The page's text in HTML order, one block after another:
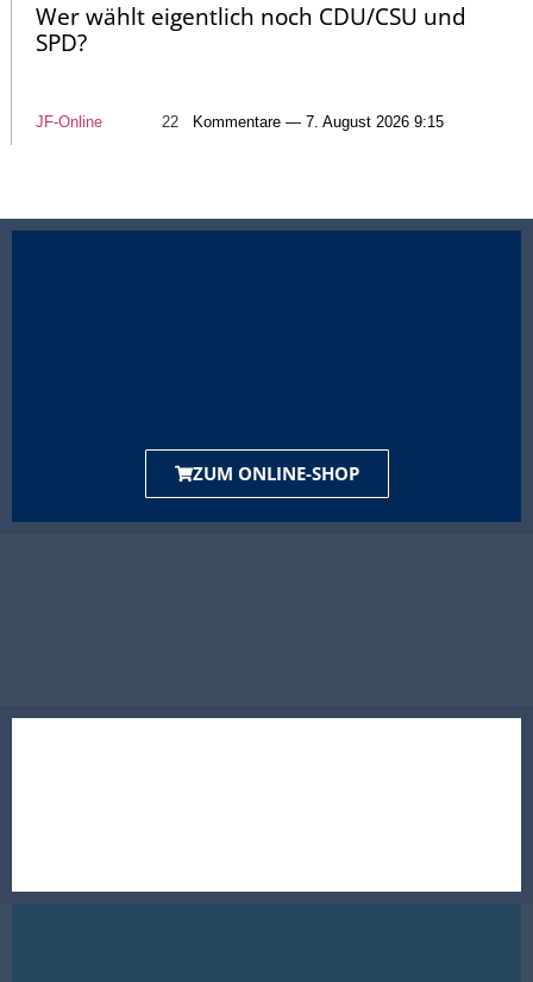
Wer wählt eigentlich noch CDU/CSU und
SPD?
JF-Online 22 Kommentare — 7. August 2026 9:15
ZUM ONLINE-SHOP